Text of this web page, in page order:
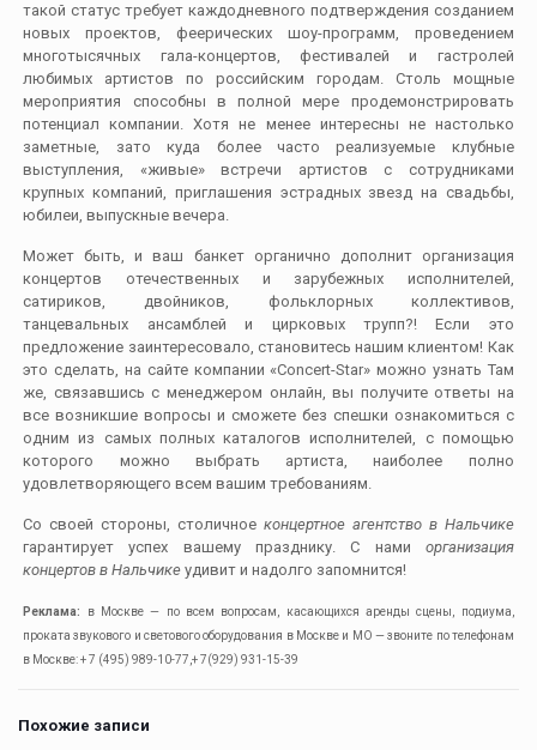
такой статус требует каждодневного подтверждения созданием
новых проектов, феерических шоу-программ, проведением
многотысячных гала-концертов, фестивалей и гастролей
любимых артистов по российским городам. Столь мощные
мероприятия способны в полной мере продемонстрировать
потенциал компании. Хотя не менее интересны не настолько
заметные, зато куда более часто реализуемые клубные
выступления, «живые» встречи артистов с сотрудниками
крупных компаний, приглашения эстрадных звезд на свадьбы,
юбилеи, выпускные вечера.
Может быть, и ваш банкет органично дополнит организация
концертов отечественных и зарубежных исполнителей,
сатириков, двойников, фольклорных коллективов,
танцевальных ансамблей и цирковых трупп?! Если это
предложение заинтересовало, становитесь нашим клиентом! Как
это сделать, на сайте компании «Concert-Star» можно узнать Там
же, связавшись с менеджером онлайн, вы получите ответы на
все возникшие вопросы и сможете без спешки ознакомиться с
одним из самых полных каталогов исполнителей, с помощью
которого можно выбрать артиста, наиболее полно
удовлетворяющего всем вашим требованиям.
Со своей стороны, столичное концертное агентство в Нальчике
гарантирует успех вашему празднику. С нами организация
концертов в Нальчике удивит и надолго запомнится!
Реклама:
в Москве — по всем вопросам, касающихся аренды сцены, подиума,
проката звукового и светового оборудования в Москве и МО — звоните по телефонам
в Москве: + 7 (495) 989-10-77,+ 7(929) 931-15-39
Похожие записи